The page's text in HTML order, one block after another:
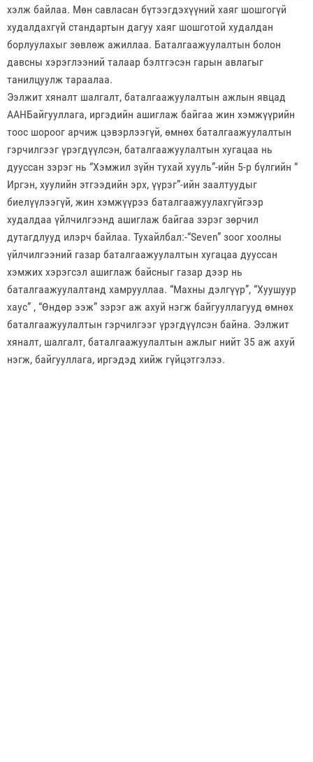
хэлж байлаа. Мөн савласан бүтээгдэхүүний хаяг шошгогүй
худалдахгүй стандартын дагуу хаяг шошготой худалдан
борлуулахыг зөвлөж ажиллаа. Баталгаажуулалтын болон
давсны хэрэглээний талаар бэлтгэсэн гарын авлагыг
танилцуулж тараалаа.
Ээлжит хяналт шалгалт, баталгаажуулалтын ажлын явцад
ААНБайгууллага, иргэдийн ашиглаж байгаа жин хэмжүүрийн
тоос шороог арчиж цэвэрлээгүй, өмнөх баталгаажуулалтын
гэрчилгээг үрэгдүүлсэн, баталгаажуулалтын хугацаа нь
дууссан зэрэг нь “Хэмжил зүйн тухай хууль”-ийн 5-р бүлгийн “
Иргэн, хуулийн этгээдийн эрх, үүрэг”-ийн заалтуудыг
биелүүлээгүй, жин хэмжүүрээ баталгаажуулахгүйгээр
худалдаа үйлчилгээнд ашиглаж байгаа зэрэг зөрчил
дутагдлууд илэрч байлаа. Тухайлбал:-“Seven” зоог хоолны
үйлчилгээний газар баталгаажуулалтын хугацаа дууссан
хэмжих хэрэгсэл ашиглаж байсныг газар дээр нь
баталгаажуулалтанд хамрууллаа. “Махны дэлгүүр”, “Хуушуур
хаус” , “Өндөр ээж” зэрэг аж ахуй нэгж байгууллагууд өмнөх
баталгаажуулалтын гэрчилгээг үрэгдүүлсэн байна. Ээлжит
хяналт, шалгалт, баталгаажуулалтын ажлыг нийт 35 аж ахуй
нэгж, байгууллага, иргэдэд хийж гүйцэтгэлээ.